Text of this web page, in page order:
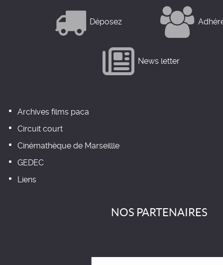
Déposez
News letter
Archives films paca
Circuit court
Cinémathèque de Marseillle
GEDEC
Liens
NOS PARTENAIRES